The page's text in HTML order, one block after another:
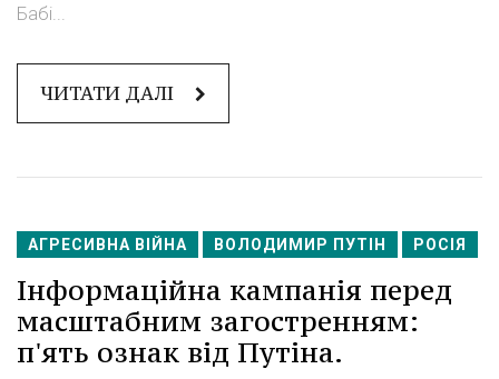
Бабі...
ЧИТАТИ ДАЛІ
АГРЕСИВНА ВІЙНА ВОЛОДИМИР ПУТІН РОСІЯ
Інформаційна кампанія перед
масштабним загостренням:
п'ять ознак від Путіна.